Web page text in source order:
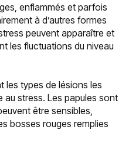
enflammés et parfois
à d’autres formes
peuvent apparaître et
les fluctuations du niveau
les types de lésions les
au stress. Les papules sont
être sensibles,
bosses rouges remplies